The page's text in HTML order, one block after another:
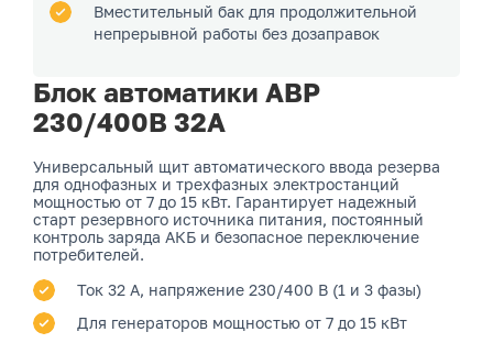
Вместительный бак для продолжительной
непрерывной работы без дозаправок
Блок автоматики АВР
230/400В 32А
Универсальный щит автоматического ввода резерва
для однофазных и трехфазных электростанций
мощностью от 7 до 15 кВт. Гарантирует надежный
старт резервного источника питания, постоянный
контроль заряда АКБ и безопасное переключение
потребителей.
Ток 32 А, напряжение 230/400 В (1 и 3 фазы)
Для генераторов мощностью от 7 до 15 кВт